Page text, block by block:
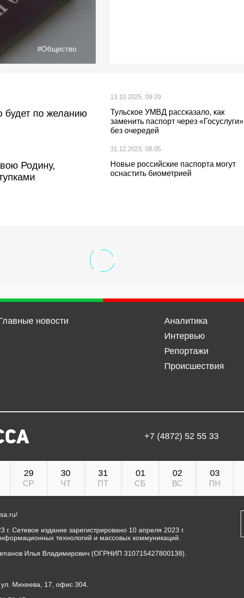
#Общество
будет по желанию
13.10.2025, 09:29
Тульское УМВД рассказало, как
заменить паспорт через «Госуслуги»
без очередей
Родину,
31.12.2023, 08:05
Новые российские паспорта могут
оснастить биометрией
новости
Аналитика
Интервью
Репортажи
Происшествия
+7 (4872) 52 55 33
29
СР
30
ЧТ
31
ПТ
01
СБ
02
ВС
03
ПН
Сетевое издание зарегистрировано 10 апреля 2023 г.
технологий и массовых коммуникаций.
Илья Владимирович (ОГРНИП 310715427800138).
ул. Михеева, 17, офис 304.